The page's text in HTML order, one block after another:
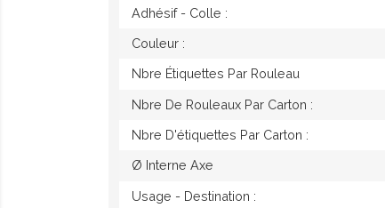
Adhésif - Colle :
Couleur :
Nbre Étiquettes Par Rouleau
Nbre De Rouleaux Par Carton :
Nbre D'étiquettes Par Carton :
Ø Interne Axe
Usage - Destination :